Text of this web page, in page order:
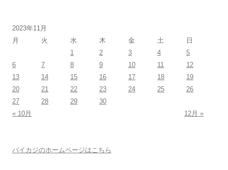
2023年11月
月
火 水 木 金 土
日
1
2 3 4
5
6
7 8 9 10 11
12
13
14 15 16 17 18
19
20
21 22 23 24 25
26
27
28 29
30
« 10月
12月 »
パイカジのホームページはこちら